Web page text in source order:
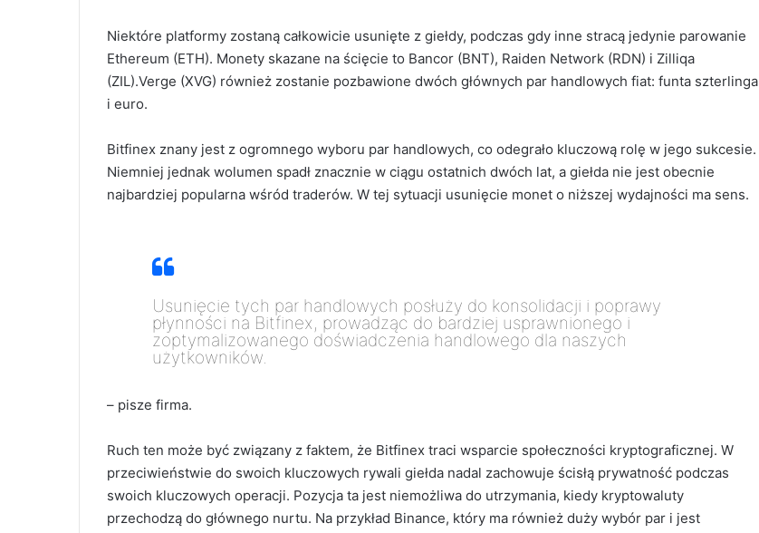
Niektóre platformy zostaną całkowicie usunięte z giełdy, podczas gdy inne stracą jedynie parowanie
Ethereum (ETH). Monety skazane na ścięcie to Bancor (BNT), Raiden Network (RDN) i Zilliqa
(ZIL).Verge (XVG) również zostanie pozbawione dwóch głównych par handlowych fiat: funta szterlinga
i euro.
Bitfinex znany jest z ogromnego wyboru par handlowych, co odegrało kluczową rolę w jego sukcesie.
Niemniej jednak wolumen spadł znacznie w ciągu ostatnich dwóch lat, a giełda nie jest obecnie
najbardziej popularna wśród traderów. W tej sytuacji usunięcie monet o niższej wydajności ma sens.
Usunięcie tych par handlowych posłuży do konsolidacji i poprawy
płynności na Bitfinex, prowadząc do bardziej usprawnionego i
zoptymalizowanego doświadczenia handlowego dla naszych
użytkowników.
– pisze firma.
Ruch ten może być związany z faktem, że Bitfinex traci wsparcie społeczności kryptograficznej. W
przeciwieństwie do swoich kluczowych rywali giełda nadal zachowuje ścisłą prywatność podczas
swoich kluczowych operacji. Pozycja ta jest niemożliwa do utrzymania, kiedy kryptowaluty
przechodzą do głównego nurtu. Na przykład Binance, który ma również duży wybór par i jest